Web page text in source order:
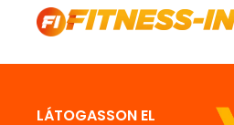
LÁTOGASSON EL